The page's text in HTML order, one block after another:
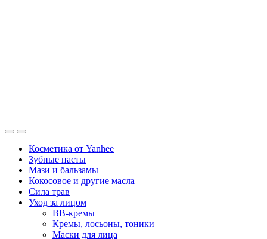
Косметика от Yanhee
Зубные пасты
Мази и бальзамы
Кокосовое и другие масла
Сила трав
Уход за лицом
BB-кремы
Кремы, лосьоны, тоники
Маски для лица